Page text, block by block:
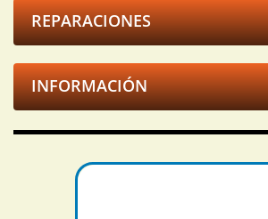
REPARACIONES
INFORMACIÓN